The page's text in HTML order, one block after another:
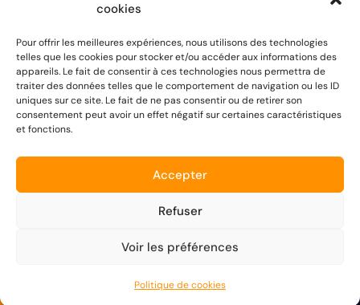
cookies
Pour offrir les meilleures expériences, nous utilisons des technologies
telles que les cookies pour stocker et/ou accéder aux informations des
appareils. Le fait de consentir à ces technologies nous permettra de
traiter des données telles que le comportement de navigation ou les ID
uniques sur ce site. Le fait de ne pas consentir ou de retirer son
consentement peut avoir un effet négatif sur certaines caractéristiques
et fonctions.
Accepter
Refuser
Voir les préférences
Politique de cookies
Réservez un Vol
Rendez-vous sur
nos réseaux :
TETE A CLICInternational Multimédia – Tous droits réservés –